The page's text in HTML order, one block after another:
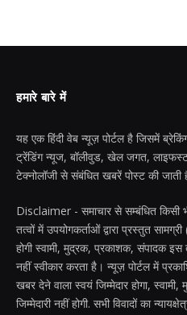
हमारे बारे में
यह एक हिंदी वेब न्यूज़ पोर्टल है जिसमें
ट्रेंडिंग न्यूज, बॉलीवुड, खेल जगत,
टेक्नोलॉजी से संबंधित खबरें पोस्ट की जाती
Disclaimer - समाचार से सम्बंधित किसी
तत्वों में उपयोगकर्ताओं द्वारा प्रस्तुत
होगी स्वामी, मुद्रक, प्रकाशक, संपादक इस
नहीं स्वीकार करता है। न्यूज़ पोर्टल में
खबर देने वाला स्वयं जिम्मेदार होगा,
जिम्मेदारी नहीं होगी. सभी विवादों का